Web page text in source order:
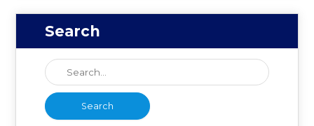
Search